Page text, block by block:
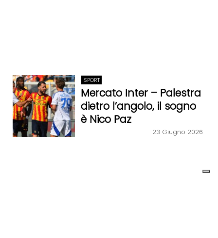
SPORT
Mercato Inter – Palestra
dietro l’angolo, il sogno
è Nico Paz
23 Giugno 2026